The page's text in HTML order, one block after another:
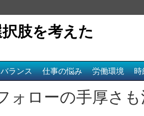
肢を考えた
バランス 仕事の悩み 労働環境
ォローの手厚さ